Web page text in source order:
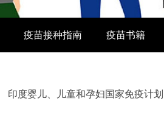
疫苗接种指南 疫苗书籍
印度婴儿、儿童和孕妇国家免疫计划